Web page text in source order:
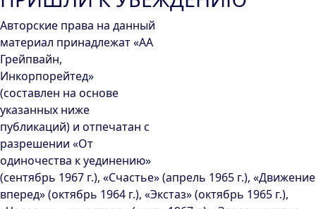
Авторские права на данный
материал принадлежат «АА
Грейпвайн,
Инкорпорейтед»
(составлен на основе
указанных ниже
публикаций) и отпечатан с
разрешении «От
одиночества к уединению»
(сентябрь 1967 г.), «Счастье» (апрель 1965 г.), «Движение
вперед» (октябрь 1964 г.), «Экстаз» (октябрь 1965 г.),